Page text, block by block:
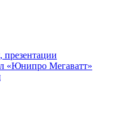
Мегаватт»